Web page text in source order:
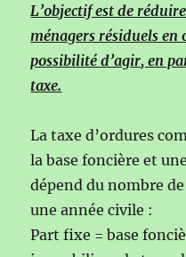
L’objectif est de
ménagers résiduels
possibilité d’agir, en
taxe.
La taxe d’ordures
la base foncière et
dépend du nombre
une année civile :
Part fixe = base